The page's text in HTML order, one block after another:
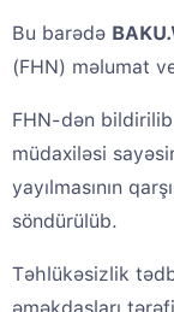
Bu barədə
(FHN) məlumat
FHN-dən
müdaxiləsi
yayılmasının
söndürülüb.
Təhlükəsizlik